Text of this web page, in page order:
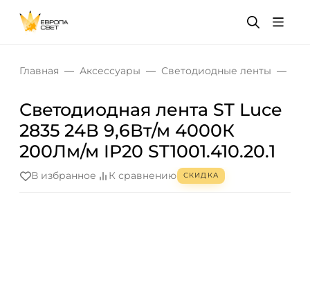
Главная Аксессуары Светодиодные ленты
Светодиодная лента ST Luce
2835 24В 9,6Вт/м 4000К
200Лм/м IP20 ST1001.410.20.1
В избранное К сравнению СКИДКА